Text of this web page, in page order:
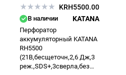
KRH5500.00
В наличии KATANA
Перфоратор
аккумуляторный KATANA
RH5500
(21В,бесщеточн,2,6 Дж,3
реж.,SDS+,3сверла,без